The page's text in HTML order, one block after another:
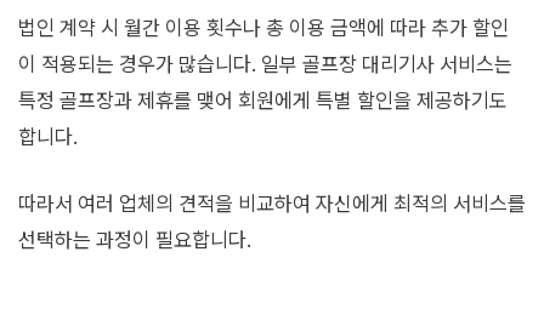
법인 계약 시 월간 이용 횟수나 총 이용 금액에 따라 추가 할인
이 적용되는 경우가 많습니다. 일부 골프장 대리기사 서비스는
특정 골프장과 제휴를 맺어 회원에게 특별 할인을 제공하기도
합니다.
따라서 여러 업체의 견적을 비교하여 자신에게 최적의 서비스를
선택하는 과정이 필요합니다.